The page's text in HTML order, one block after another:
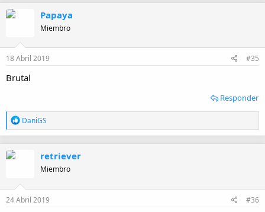
n
e
s
:
Papaya
Miembro
18 Abril 2019 #35
Brutal
Responder
R
e
a
n
e
s
DaniGS
retriever
Miembro
24 Abril 2019 #36